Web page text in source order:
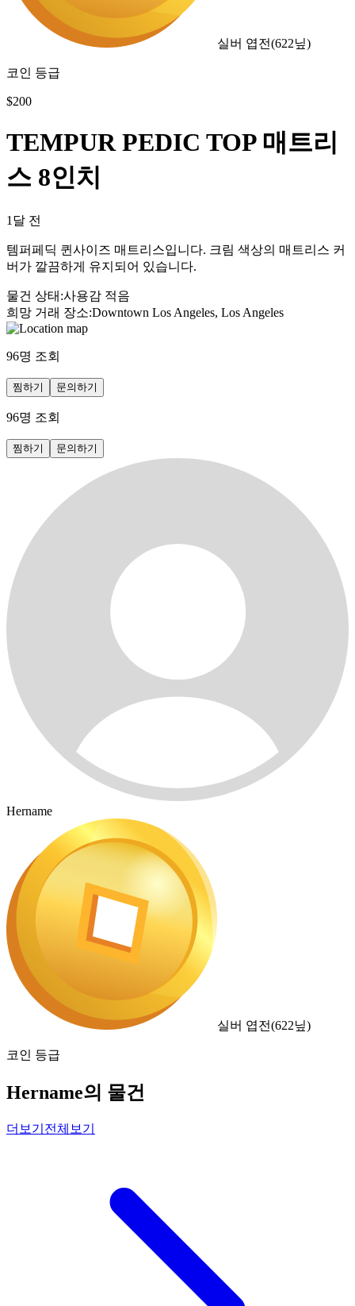
실버 엽전(622닢)
코인 등급
$200
TEMPUR PEDIC TOP 매트리
스 8인치
1달 전
템퍼페딕 퀸사이즈 매트리스입니다. 크림 색상의 매트리스 커
버가 깔끔하게 유지되어 있습니다.
물건 상태 :사용감 적음
희망 거래 장소:Downtown Los Angeles, Los Angeles
96명 조회
찜하기 문의하기
96명 조회
찜하기 문의하기
Hername
실버 엽전(622닢)
코인 등급
Hername의 물건
더보기 전체보기